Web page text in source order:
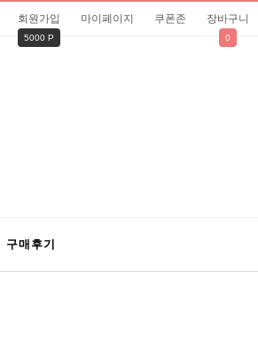
회원가입
5000 P
마이페이지 쿠폰존 장바구니
0
구매후기